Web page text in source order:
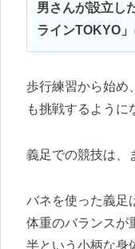
男さんが設立し
ラインTOKYO」
歩行練習から始め
も挑戦するように
義足での競技は、
バネを使った義足
体重のバランスが
半という小柄な身